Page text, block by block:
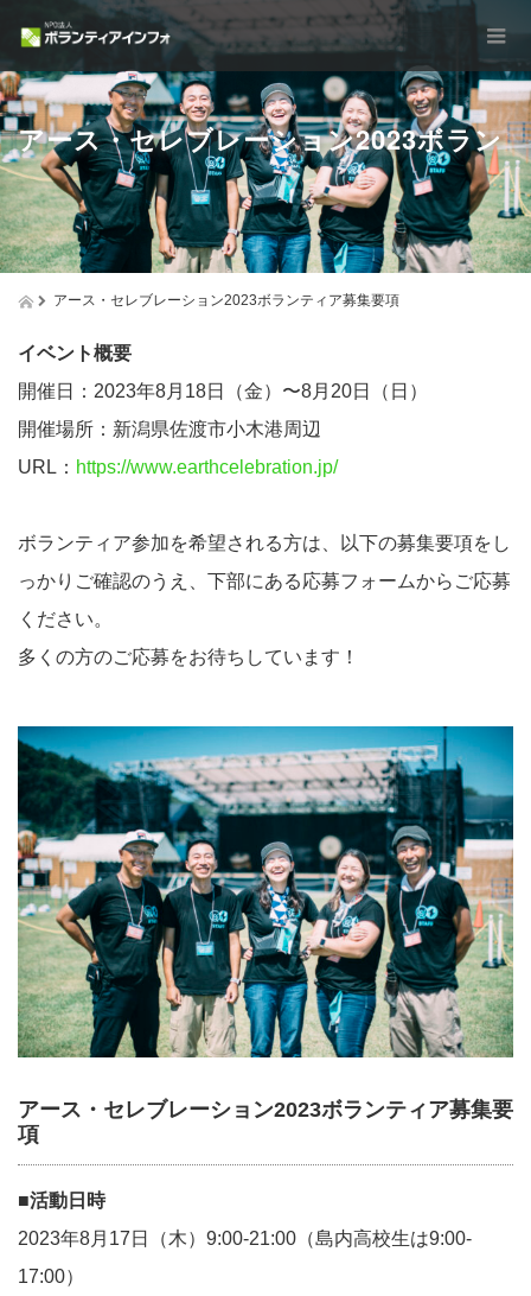
アース・セレブレーション2023ボラン
ティア募集要項
アース・セレブレーション2023ボランティア募集要項
イベント概要
開催日：2023年8月18日（金）〜8月20日（日）
開催場所：新潟県佐渡市小木港周辺
URL： https://www.earthcelebration.jp/
ボランティア参加を希望される方は、以下の募集要項をし
っかりご確認のうえ、下部にある応募フォームからご応募
ください。
多くの方のご応募をお待ちしています！
アース・セレブレーション2023ボランティア募集要
項
■活動日時
2023年8月17日（木）9:00-21:00（島内高校生は9:00-
17:00）